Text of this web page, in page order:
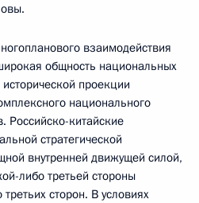
взаимодействия
общность национальных
проекции
национального
Российско-китайские
стратегической
внутренней движущей силой,
либо третьей стороны
сторон. В условиях